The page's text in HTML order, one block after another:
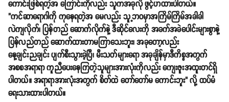
ကောင်းဖြစ်ရတဲ့အ ကြောင်းကိုလည်း သူကအခုလို ဖွင့်ဟထားပါတယ်။
"ကင်ဆာရောဂါကို ကုနေရတဲ့အ မေလည်း သူ့ဘဝမှာအကြိမ်ကြိမ်အခါခါ
လဲကျလိုက်၊ ပြန်တည် ဆောက်လိုက်နဲ့ ဒီဆိုင်လေးကို အခက်အခဲပေါင်းများစွာနဲ့
ပြန်လည်တည် ဆောက်ထားတာမကြာသေးဘူး၊ အခုတော့လည်း
နေ့ချင်းညချင်း ပျက်စီးသွားခဲ့ပြီ၊ မီးသတ်များရော အခုချိန်မှာဒီကိစ္စအတွက်
အစစအရာရာ ကူညီပေးနေကြတဲ့သူများအားလုံးကိုလည်း ကျေးဇူးအထူးတင်ရှိ
ပါတယ်။ အရာရာအားလုံးအတွက် စိတ်ထဲ တော်တော်မ ကောင်းဘူး" လို့ ထပ်မံ
ရေးသားထားပါတယ်။